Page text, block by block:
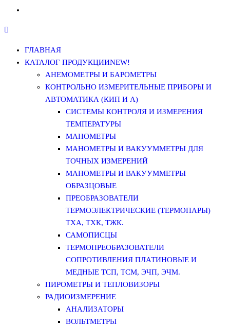
ГЛАВНАЯ
КАТАЛОГ ПРОДУКЦИИNEW!
АНЕМОМЕТРЫ И БАРОМЕТРЫ
КОНТРОЛЬНО ИЗМЕРИТЕЛЬНЫЕ ПРИБОРЫ И
АВТОМАТИКА (КИП И А)
СИСТЕМЫ КОНТРОЛЯ И ИЗМЕРЕНИЯ
ТЕМПЕРАТУРЫ
МАНОМЕТРЫ
МАНОМЕТРЫ И ВАКУУММЕТРЫ ДЛЯ
ТОЧНЫХ ИЗМЕРЕНИЙ
МАНОМЕТРЫ И ВАКУУММЕТРЫ
ОБРАЗЦОВЫЕ
ПРЕОБРАЗОВАТЕЛИ
ТЕРМОЭЛЕКТРИЧЕСКИЕ (ТЕРМОПАРЫ)
ТХА, ТХК, ТЖК.
САМОПИСЦЫ
ТЕРМОПРЕОБРАЗОВАТЕЛИ
СОПРОТИВЛЕНИЯ ПЛАТИНОВЫЕ И
МЕДНЫЕ ТСП, ТСМ, ЭЧП, ЭЧМ.
ПИРОМЕТРЫ И ТЕПЛОВИЗОРЫ
РАДИОИЗМЕРЕНИЕ
АНАЛИЗАТОРЫ
ВОЛЬТМЕТРЫ